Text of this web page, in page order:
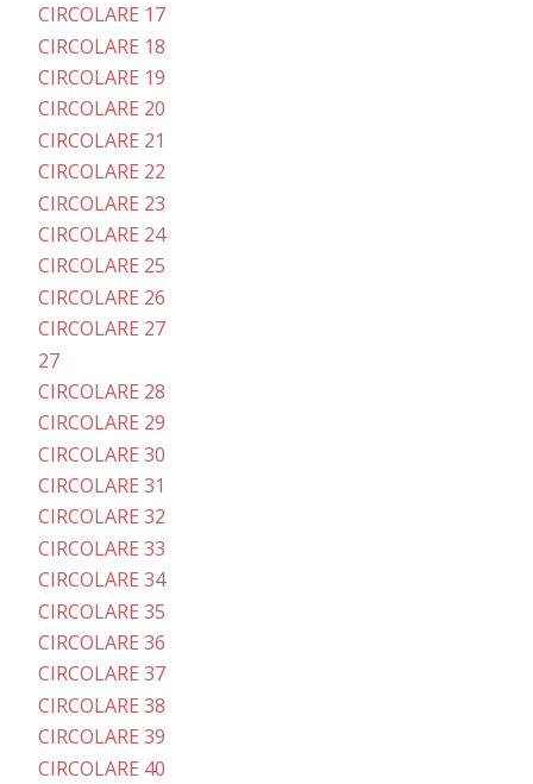
CIRCOLARE 17
CIRCOLARE 18
CIRCOLARE 19
CIRCOLARE 20
CIRCOLARE 21
CIRCOLARE 22
CIRCOLARE 23
CIRCOLARE 24
CIRCOLARE 25
CIRCOLARE 26
CIRCOLARE 27
27
CIRCOLARE 28
CIRCOLARE 29
CIRCOLARE 30
CIRCOLARE 31
CIRCOLARE 32
CIRCOLARE 33
CIRCOLARE 34
CIRCOLARE 35
CIRCOLARE 36
CIRCOLARE 37
CIRCOLARE 38
CIRCOLARE 39
CIRCOLARE 40